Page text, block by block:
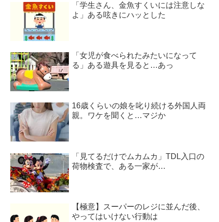
「学生さん、金魚すくいには注意しな
よ」ある呟きにハッとした
「女児が食べられたみたいになって
る」ある遊具を見ると…あっ
16歳くらいの娘を叱り続ける外国人両
親。ワケを聞くと…マジか
「見てるだけでムカムカ」TDL入口の
荷物検査で、ある一家が…
【極意】スーパーのレジに並んだ後、
やってはいけない行動は